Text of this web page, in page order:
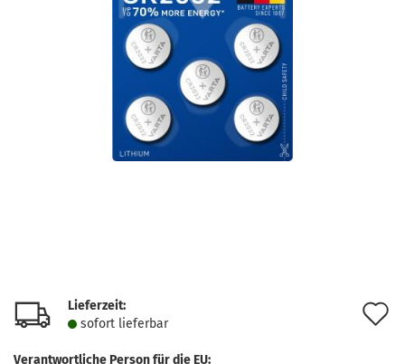
Lieferzeit:
sofort lie­fer­bar
Verantwortliche Person für die EU: